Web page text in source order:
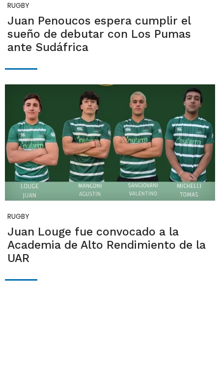
RUGBY
Juan Penoucos espera cumplir el
sueño de debutar con Los Pumas
ante Sudáfrica
RUGBY
Juan Louge fue convocado a la
Academia de Alto Rendimiento de la
UAR